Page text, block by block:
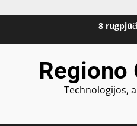
8
Regiono
Technologijos,